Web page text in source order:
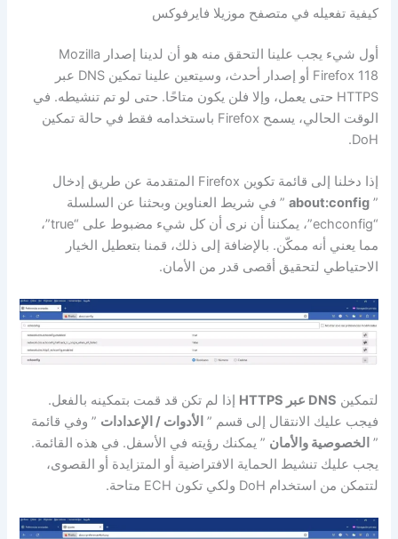
كيفية تفعيله في متصفح موزيلا فايرفوكس
أول شيء يجب علينا التحقق منه هو أن لدينا إصدار Mozilla
Firefox 118 أو إصدار أحدث، وسيتعين علينا تمكين DNS عبر
HTTPS حتى يعمل، وإلا فلن يكون متاحًا. حتى لو تم تنشيطه. في
الوقت الحالي، يسمح Firefox باستخدامه فقط في حالة تمكين
DoH.
إذا دخلنا إلى قائمة تكوين Firefox المتقدمة عن طريق إدخال
”
about:config ” في شريط العناوين وبحثنا عن السلسلة
“echconfig”، يمكننا أن نرى أن كل شيء مضبوط على “true”،
مما يعني أنه ممكّن. بالإضافة إلى ذلك، قمنا بتعطيل الخيار
الاحتياطي لتحقيق أقصى قدر من الأمان.
لتمكين DNS عبر HTTPS
إذا لم تكن قد قمت بتمكينه بالفعل.
فيجب عليك الانتقال إلى قسم ” الأدوات / الإعدادات ” وفي قائمة
” الخصوصية والأمان ” يمكنك رؤيته في الأسفل. في هذه القائمة.
يجب عليك تنشيط الحماية الافتراضية أو المتزايدة أو القصوى،
لتتمكن من استخدام DoH ولكي تكون ECH متاحة.